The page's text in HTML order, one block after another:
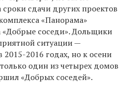
сдачи других проектов
«Панорама»
соседи». Дольщики
ситуации —
2016 годах, но к осени
один из четырех домов
«Добрых соседей».